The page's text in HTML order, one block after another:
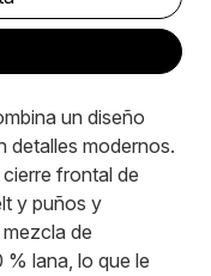
un diseño
detalles modernos.
frontal de
y puños y
de
lana, lo que le